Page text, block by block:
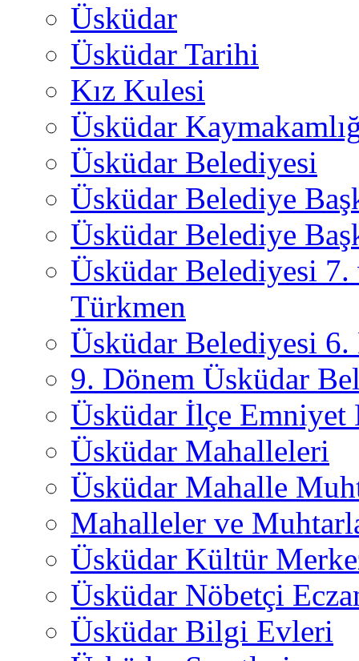
Üsküdar
Üsküdar Tarihi
Kız Kulesi
Üsküdar
Üsküdar Belediyesi
Üsküdar Belediye
Üsküdar Belediye
Üsküdar Belediyesi
Türkmen
Üsküdar Belediyesi 6.
9. Dönem Üsküdar
Üsküdar İlçe
Üsküdar Mahalleleri
Üsküdar Mahalle
Mahalleler ve
Üsküdar Kültür
Üsküdar Nöbetçi
Üsküdar Bilgi Evleri